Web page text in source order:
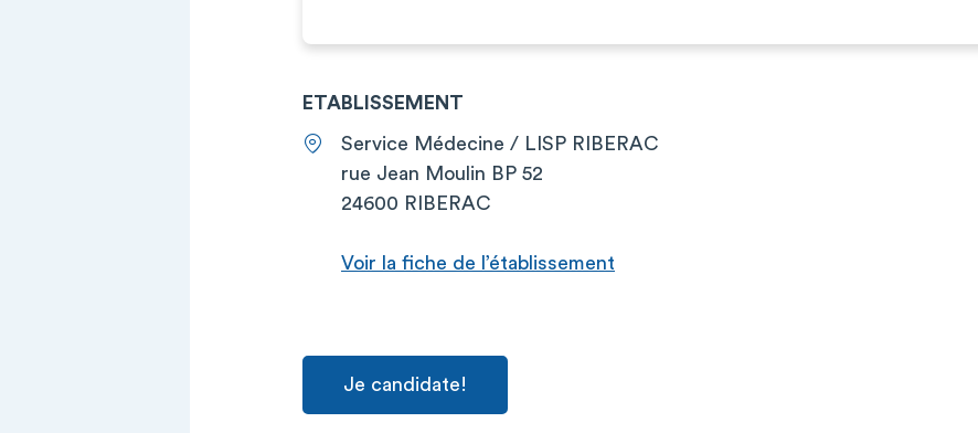
ETABLISSEMENT
Service Médecine / LISP RIBERAC
rue Jean Moulin BP 52
24600 RIBERAC
Voir la fiche de l’établissement
Je candidate!